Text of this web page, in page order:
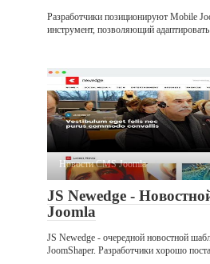
Разработчики позиционируют Mobile
инструмент, позволяющий
Новости CMS Joomla
JS Newedge -
Joomla
JS Newedge - очередной новостной
JoomShaper. Разработчики хорошо